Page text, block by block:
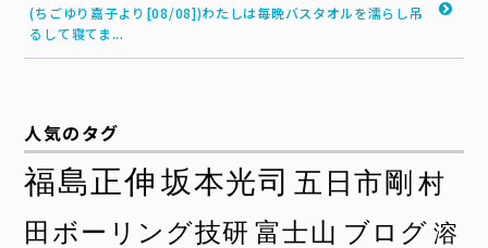
(ちごゆり嘉子より[08/08])わたしは毎晩バスタオルを濡らし吊
るして寝てま...
人気のタグ
福島正伸 坂本光司 五日市剛 村
田ボーリング技研 富士山 ブログ 溶